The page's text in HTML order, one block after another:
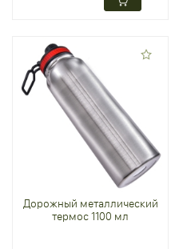
Дорожный металлический
термос 1100 мл